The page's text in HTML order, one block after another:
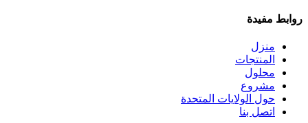
روابط مفيدة
منزل
المنتجات
محلول
مشروع
حول الولايات المتحدة
اتصل بنا